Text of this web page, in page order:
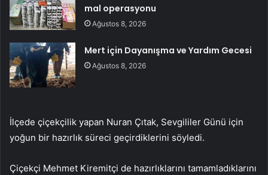
mal operasyonu
Ağustos 8, 2026
Mert için Dayanışma ve Yardım Gecesi
Ağustos 8, 2026
İlçede çiçekçilik yapan Nuran Çıtak, Sevgililer Günü için
yoğun bir hazırlık süreci geçirdiklerini söyledi.
Çiçekçi Mehmet Kiremitçi de hazırlıklarını tamamladıklarını